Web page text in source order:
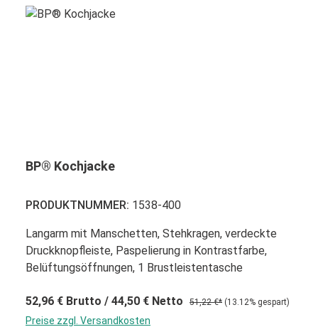
BP® Kochjacke
PRODUKTNUMMER: 1538-400
Langarm mit Manschetten, Stehkragen, verdeckte
Druckknopfleiste, Paspelierung in Kontrastfarbe,
Belüftungsöffnungen, 1 Brustleistentasche
52,96 € Brutto / 44,50 € Netto 51,22 €* (13.12% gespart)
Preise zzgl. Versandkosten